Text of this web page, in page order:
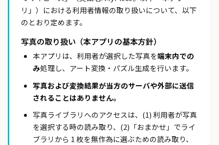
リ」）における利用者情報の取り扱いについて、以下
のとおり定めます。
写真の取り扱い（本アプリの基本方針）
本アプリは、利用者が選択した写真を端末内での
み処理し、アート変換・パズル生成を行います。
写真および変換結果が当方のサーバや外部に送信
されることはありません。
写真ライブラリへのアクセスは、(1) 利用者が写真
を選択する時の読み取り、(2)「おまかせ」でライ
ブラリから 1 枚を無作為に選ぶための読み取り、